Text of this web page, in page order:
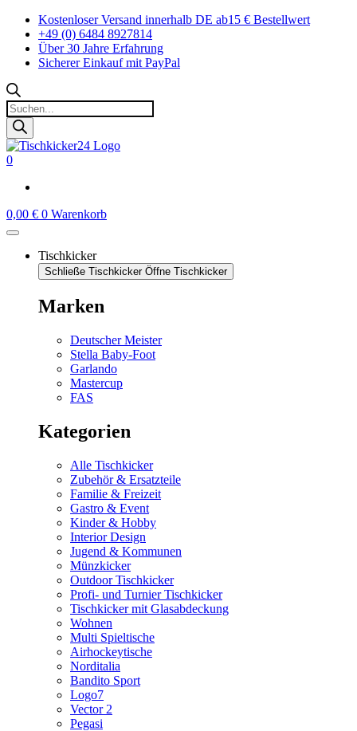
Zum
Inhalt
springen
Kostenloser Versand innerhalb DE ab15 € Bestellwert
+49 (0) 6484 8927814
Über 30 Jahre Erfahrung
Sicherer Einkauf mit PayPal
Products
search
0
0,00 € 0 Warenkorb
Tischkicker
Schließe Tischkicker Öffne Tischkicker
Marken
Deutscher Meister
Stella Baby-Foot
Garlando
Mastercup
FAS
Kategorien
Alle Tischkicker
Zubehör & Ersatzteile
Familie & Freizeit
Gastro & Event
Kinder & Hobby
Interior Design
Jugend & Kommunen
Münzkicker
Outdoor Tischkicker
Profi- und Turnier Tischkicker
Tischkicker mit Glasabdeckung
Wohnen
Multi Spieltische
Airhockeytische
Norditalia
Bandito Sport
Logo7
Vector 2
Pegasi